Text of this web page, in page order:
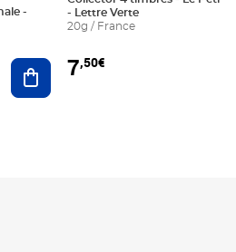
Ajouter au panier
- Lettre Verte
20g / France
7,50€